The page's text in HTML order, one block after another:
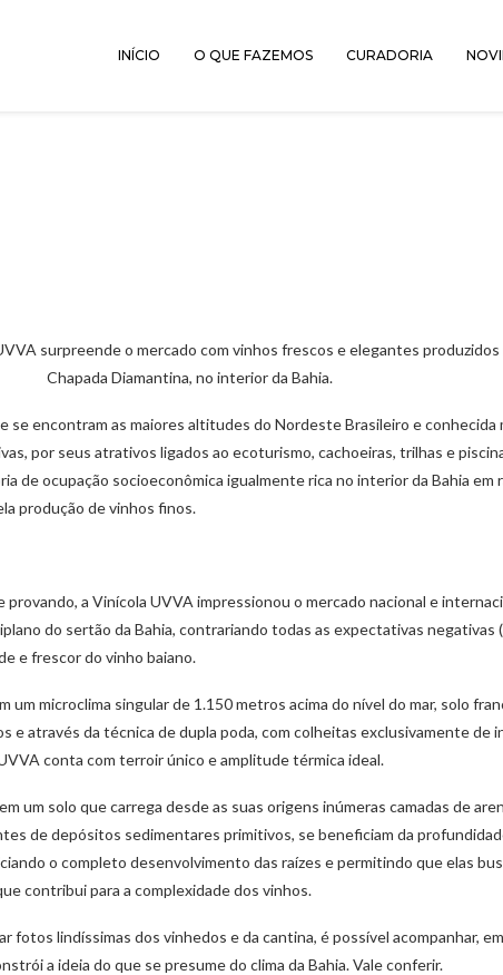
INÍCIO O QUE FAZEMOS CURADORIA
surpreende o mercado com vinhos frescos e elegantes
Chapada Diamantina, no interior da Bahia.
se encontram as maiores altitudes do Nordeste Brasileiro e
por seus atrativos ligados ao ecoturismo, cachoeiras, trilhas e
de ocupação socioeconômica igualmente rica no interior da Bahia em
produção de vinhos finos.
provando, a Vinícola UVVA impressionou o mercado nacional e
do sertão da Bahia, contrariando todas as expectativas negativas
e frescor do vinho baiano.
um microclima singular de 1.150 metros acima do nível do mar, solo
e através da técnica de dupla poda, com colheitas exclusivamente de
conta com terroir único e amplitude térmica ideal.
um solo que carrega desde as suas origens inúmeras camadas de
de depósitos sedimentares primitivos, se beneficiam da
o completo desenvolvimento das raízes e permitindo que elas
contribui para a complexidade dos vinhos.
fotos lindíssimas dos vinhedos e da cantina, é possível acompanhar,
a ideia do que se presume do clima da Bahia. Vale conferir.